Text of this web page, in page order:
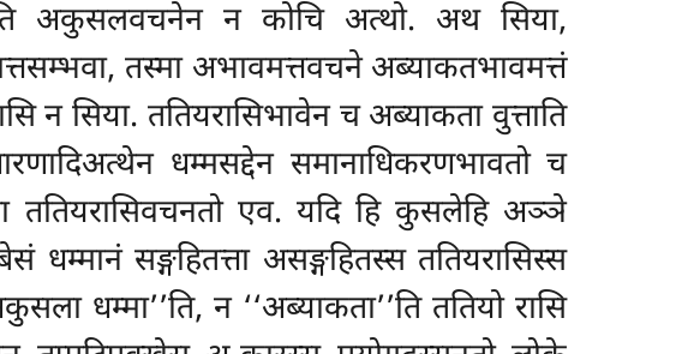
अकुसलवचनेन न कोचि अत्थो. अथ सिया,
तस्मा अभावमत्तवचने अब्याकतभावमत्तं
न सिया. ततियरासिभावेन च अब्याकता वुत्ताति
धम्मसद्देन समानाधिकरणभावतो च
ततियरासिवचनतो एव. यदि हि कुसलेहि अञ्ञे
सङ्गहितत्ता असङ्गहितस्स ततियरासिस्स
धम्मा’’ति, न ‘‘अब्याकता’’ति ततियो रासि